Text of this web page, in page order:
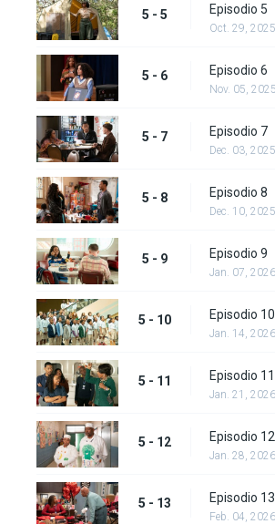
5 - 5 Episodio 5
Oct. 29, 2025
5 - 6 Episodio 6
Nov. 05, 2025
5 - 7 Episodio 7
Dec. 03, 2025
5 - 8 Episodio 8
Dec. 10, 2025
5 - 9 Episodio 9
Jan. 07, 2026
5 - 10 Episodio 10
Jan. 14, 2026
5 - 11 Episodio 11
Jan. 21, 2026
5 - 12 Episodio 12
Jan. 28, 2026
5 - 13 Episodio 13
Feb. 04, 2026